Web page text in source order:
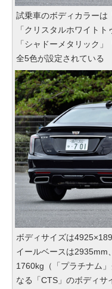
試乗車のボディカラーは
「クリスタルホワイト
「シャドーメタリック
全5色が設定されている
ボディサイズは
イールベースは2935mm
1760kg（「プラチナム
なる「CTS」のボディ